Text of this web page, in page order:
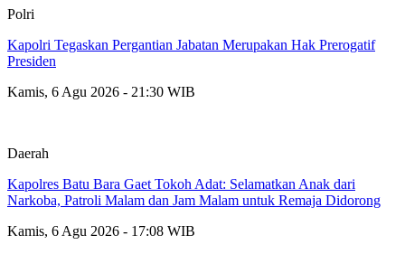
Polri
Kapolri Tegaskan Pergantian Jabatan Merupakan Hak Prerogatif
Presiden
Kamis, 6 Agu 2026 - 21:30 WIB
Daerah
Kapolres Batu Bara Gaet Tokoh Adat: Selamatkan Anak dari
Narkoba, Patroli Malam dan Jam Malam untuk Remaja Didorong
Kamis, 6 Agu 2026 - 17:08 WIB